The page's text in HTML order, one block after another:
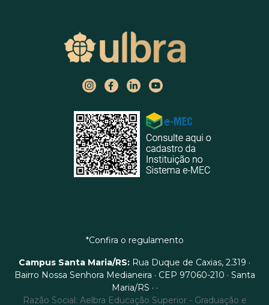
*Confira o regulamento
Campus Santa Maria/RS: Rua Duque de Caxias, 2.319 ·
Bairro Nossa Senhora Medianeira · CEP 97060-210 · Santa
Maria/RS · ·
Razão Social: Aelbra Educação Superior - Graduação e